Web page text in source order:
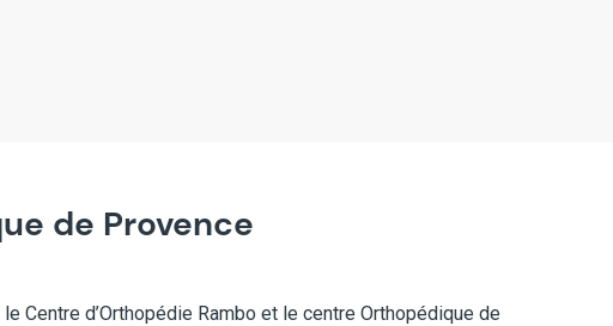
de Provence
Centre d’Orthopédie Rambo et le centre Orthopédique de